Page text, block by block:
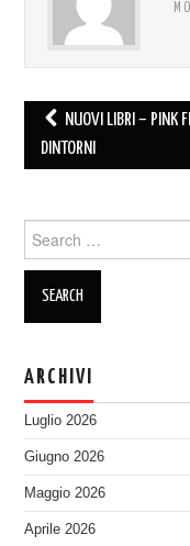
Post
navigation
NUOVI LIBRI – PINK
DINTORNI
for:
ARCHIVI
Luglio 2026
Giugno 2026
Maggio 2026
Aprile 2026